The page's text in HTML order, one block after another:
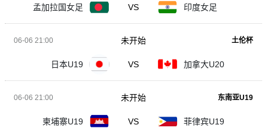
孟加拉国女足 VS 印度女足
06-06 21:00 土伦杯
日本U19 VS 加拿大U20
未开始
06-06 21:00 东南亚U19
柬埔寨U19 VS 菲律宾U19
未开始